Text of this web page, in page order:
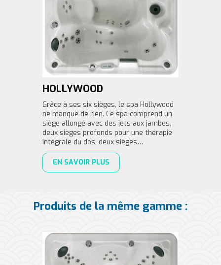
HOLLYWOOD
Grâce à ses six sièges, le spa Hollywood
ne manque de rien. Ce spa comprend un
siège allongé avec des jets aux jambes,
deux sièges profonds pour une thérapie
intégrale du dos, deux sièges…
EN SAVOIR PLUS
Produits de la même gamme :